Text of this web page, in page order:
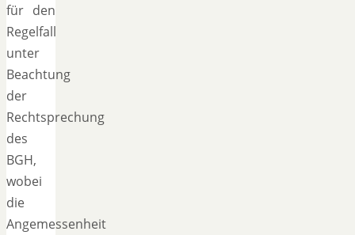
für den
Regelfall
unter
Beachtung
der
Rechtsprechung
des
BGH,
wobei
die
Angemessenheit